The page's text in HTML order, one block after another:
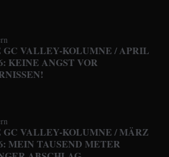
GC VALLEY-KOLUMNE / APRIL
KEINE ANGST VOR
GC VALLEY-KOLUMNE / MÄRZ
MEIN TAUSEND METER